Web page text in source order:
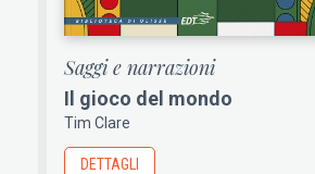
Saggi e narrazioni
Il gioco del mondo
Tim Clare
DETTAGLI